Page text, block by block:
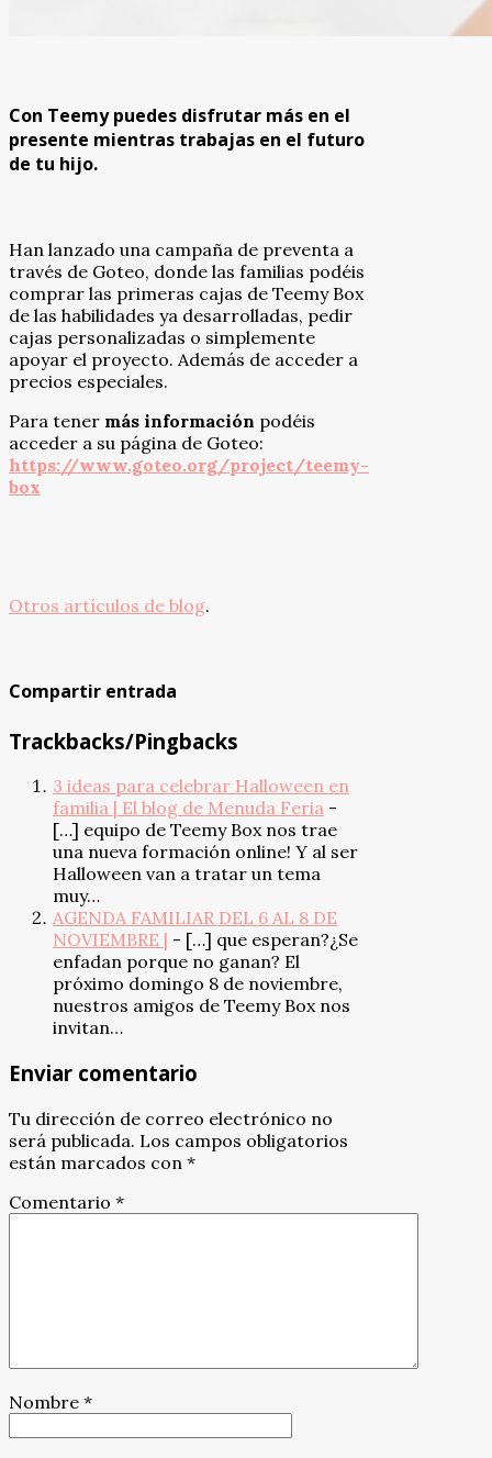
Con Teemy puedes disfrutar más en el
presente mientras trabajas en el futuro
de tu hijo.
Han lanzado una campaña de preventa a
través de Goteo, donde las familias podéis
comprar las primeras cajas de Teemy Box
de las habilidades ya desarrolladas, pedir
cajas personalizadas o simplemente
apoyar el proyecto. Además de acceder a
precios especiales.
Para tener más información podéis
acceder a su página de Goteo:
https://www.goteo.org/project/teemy-
box
Otros artículos de blog.
Compartir entrada
Trackbacks/Pingbacks
3 ideas para celebrar Halloween en
familia | El blog de Menuda Feria -
[…] equipo de Teemy Box nos trae
una nueva formación online! Y al ser
Halloween van a tratar un tema
muy…
AGENDA FAMILIAR DEL 6 AL 8 DE
NOVIEMBRE | - […] que esperan?¿Se
enfadan porque no ganan? El
próximo domingo 8 de noviembre,
nuestros amigos de Teemy Box nos
invitan…
Enviar comentario
Tu dirección de correo electrónico no
será publicada. Los campos obligatorios
están marcados con *
Comentario *
Nombre *